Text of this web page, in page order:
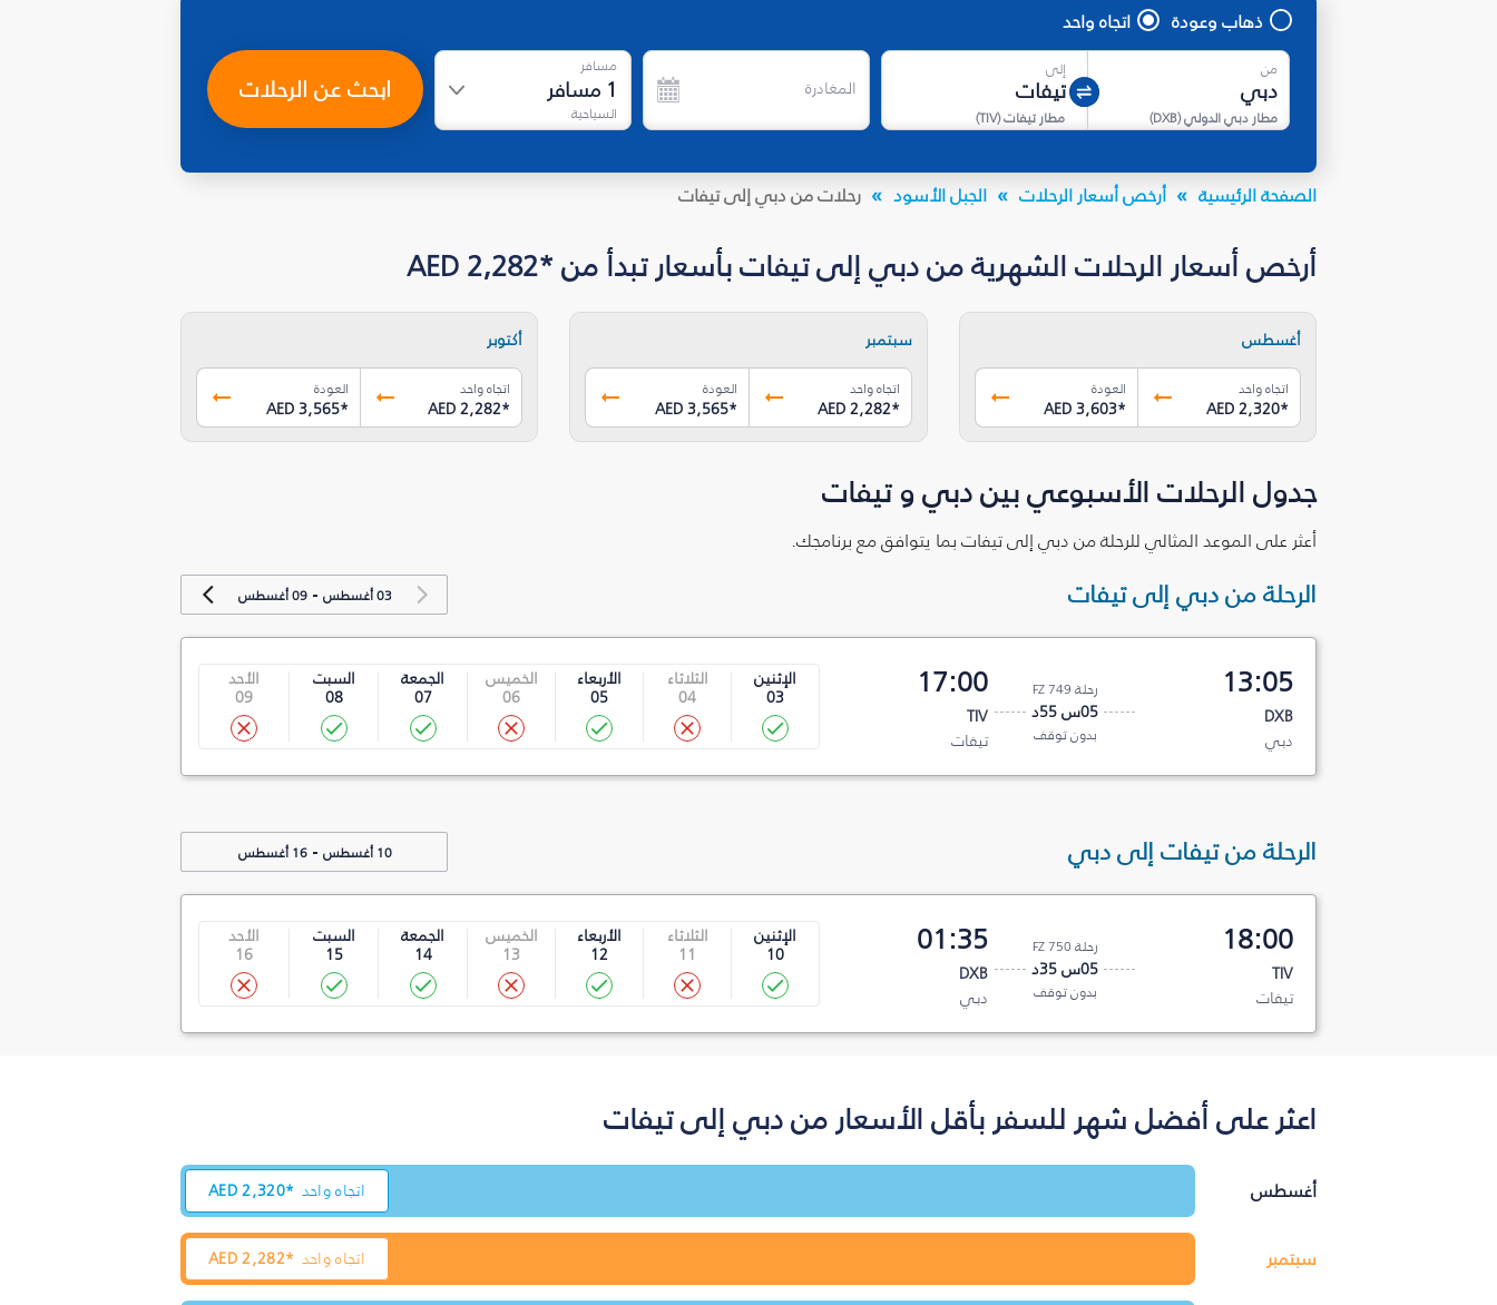
ذهاب وعودة اتجاه واحد
من
مطار دبي الدولي(
DXB
)
إلى
مطار تيفات(
TIV
)
المغادرة
مسافر
1 مسافر
السياحية
ابحث عن الرحلات
الصفحة الرئيسية أرخص أسعار الرحلات الجبل الأسود رحلات من دبي إلى تيفات
أرخص أسعار الرحلات الشهرية من دبي إلى تيفات بأسعار تبدأ من *AED 2,282
أغسطس
اتجاه واحد
AED 2,320*
العودة
AED 3,603*
سبتمبر
اتجاه واحد
AED 2,282*
العودة
AED 3,565*
أكتوبر
اتجاه واحد
AED 2,282*
العودة
AED 3,565*
جدول الرحلات الأسبوعي بين دبي و تيفات
أعثر على الموعد المثالي للرحلة من دبي إلى تيفات بما يتوافق مع برنامجك.
الرحلة من دبي إلى تيفات 03 أغسطس -09 أغسطس
13:05
DXB
دبي
رحلة FZ 749
05س 55د
بدون توقف
17:00
TIV
تيفات
الإثنين
03
الثلاثاء
04
الأربعاء
05
الخميس
06
الجمعة
07
السبت
08
الأحد
09
الرحلة من تيفات إلى دبي 10 أغسطس -16 أغسطس
18:00
TIV
تيفات
رحلة FZ 750
05س 35د
بدون توقف
01:35
DXB
دبي
الإثنين
10
الثلاثاء
11
الأربعاء
12
الخميس
13
الجمعة
14
السبت
15
الأحد
16
اعثر على أفضل شهر للسفر بأقل الأسعار من دبي إلى تيفات
أغسطس اتجاه واحد AED 2,320*
سبتمبر اتجاه واحد AED 2,282*